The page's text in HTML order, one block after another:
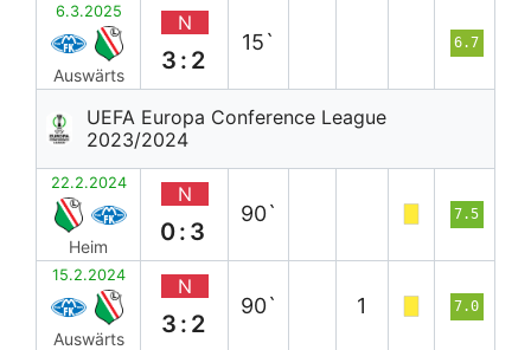
6.3.2025
Auswärts
N
3:2
15` 6.7
UEFA Europa Conference League
2023/2024
22.2.2024
Heim
N
0:3
90` 7.5
15.2.2024
Auswärts
N
3:2
90` 1 7.0